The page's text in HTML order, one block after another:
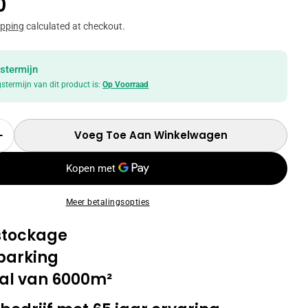
calculated at checkout.
van dit product is:Op Voorraad
Hoeveelheid Voor TV-Meubel Eureka 2 Deurs
Hoeveelheid Voor TV-Meubel Eureka 2
Voeg Toe Aan Winkelwagen
Meer betalingsopties
van 6000m²